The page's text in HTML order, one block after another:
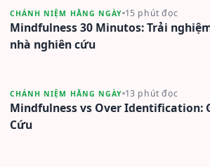
CHÁNH NIỆM HẰNG NGÀY 15 phút đọc
Mindfulness 30 Minutos: Trải
nhà nghiên cứu
CHÁNH NIỆM HẰNG NGÀY 13 phút đọc
Mindfulness vs Over Identification:
Cứu